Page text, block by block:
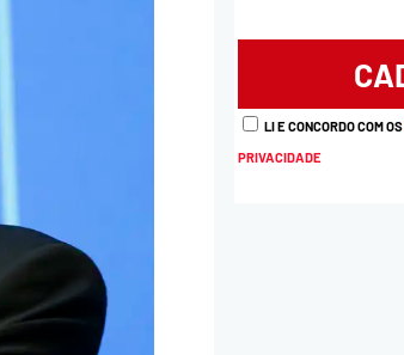
LI E CONCORDO COM OS
PRIVACIDADE